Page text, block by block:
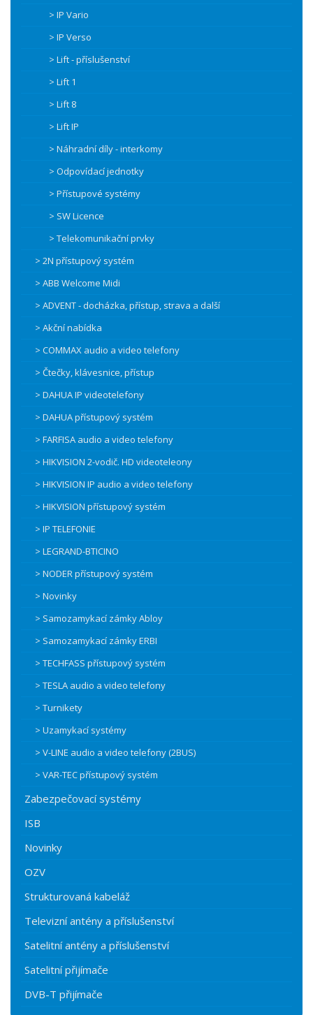
> IP Vario
> IP Verso
> Lift - příslušenství
> Lift 1
> Lift 8
> Lift IP
> Náhradní díly - interkomy
> Odpovídací jednotky
> Přístupové systémy
> SW Licence
> Telekomunikační prvky
> 2N přístupový systém
> ABB Welcome Midi
> ADVENT - docházka, přístup, strava a další
> Akční nabídka
> COMMAX audio a video telefony
> Čtečky, klávesnice, přístup
> DAHUA IP videotelefony
> DAHUA přístupový systém
> FARFISA audio a video telefony
> HIKVISION 2-vodič. HD videoteleony
> HIKVISION IP audio a video telefony
> HIKVISION přístupový systém
> IP TELEFONIE
> LEGRAND-BTICINO
> NODER přístupový systém
> Novinky
> Samozamykací zámky Abloy
> Samozamykací zámky ERBI
> TECHFASS přístupový systém
> TESLA audio a video telefony
> Turnikety
> Uzamykací systémy
> V-LINE audio a video telefony (2BUS)
> VAR-TEC přístupový systém
Zabezpečovací systémy
ISB
Novinky
OZV
Strukturovaná kabeláž
Televizní antény a příslušenství
Satelitní antény a příslušenství
Satelitní přijímače
DVB-T přijímače